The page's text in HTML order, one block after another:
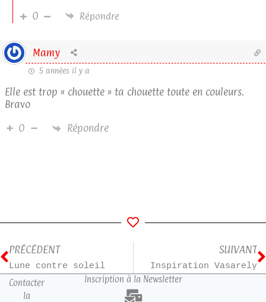
0 Répondre
Mamy
5 années il y a
Elle est trop « chouette » ta chouette toute en couleurs.
Bravo
0
Répondre
PRÉCÉDENT
Lune contre soleil
SUIVANT
Inspiration Vasarely
Contacter
la
Inscription à la Newsletter